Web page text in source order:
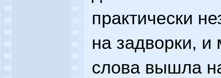
практически
на задворки, и
слова вышла